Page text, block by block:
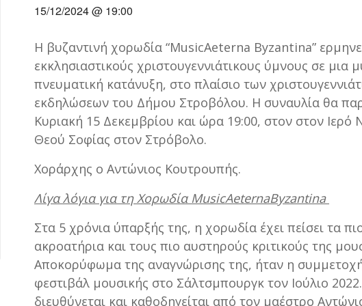
15/12/2024 @ 19:00
Η βυζαντινή χορωδία “MusicAeterna Byzantina”
εκκλησιαστικούς χριστουγεννιάτικους ύμνους σε μια
πνευματική κατάνυξη, στο πλαίσιο των
εκδηλώσεων του Δήμου Στροβόλου. Η συναυλία θα
Κυριακή 15 Δεκεμβρίου και ώρα 19:00, στον στον
Θεού Σοφίας στον Στρόβολο.
Χοράρχης ο Αντώνιος Κουτρουπής.
Λίγα λόγια για τη Χορωδία MusicAeternaByzantina
Στα 5 χρόνια ύπαρξής της, η χορωδία έχει πείσει τα
ακροατήρια και τους πιο αυστηρούς κριτικούς της
Αποκορύφωμα της αναγνώρισης της, ήταν η
φεστιβάλ μουσικής στο Σάλτσμπουργκ τον Ιούλιο
διευθύνεται και καθοδηγείται από τον μαέστρο